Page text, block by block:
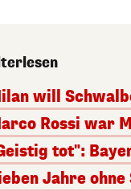
will
Rossi war
tot":
Jahre